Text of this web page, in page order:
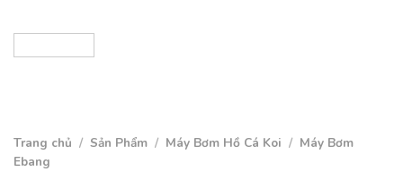
Trang chủ / Sản Phẩm / Máy Bơm Hồ Cá Koi / Máy Bơm
Ebang